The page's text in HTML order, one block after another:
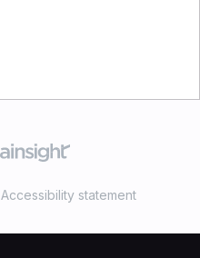
Accessibility statement